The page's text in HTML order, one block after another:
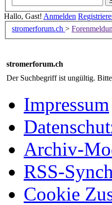
Hallo, Gast! Anmelden
stromerforum.ch >
stromerforum.ch
Der Suchbegriff ist ungültig.
Impressum
Archiv-
RSS-
Cookie